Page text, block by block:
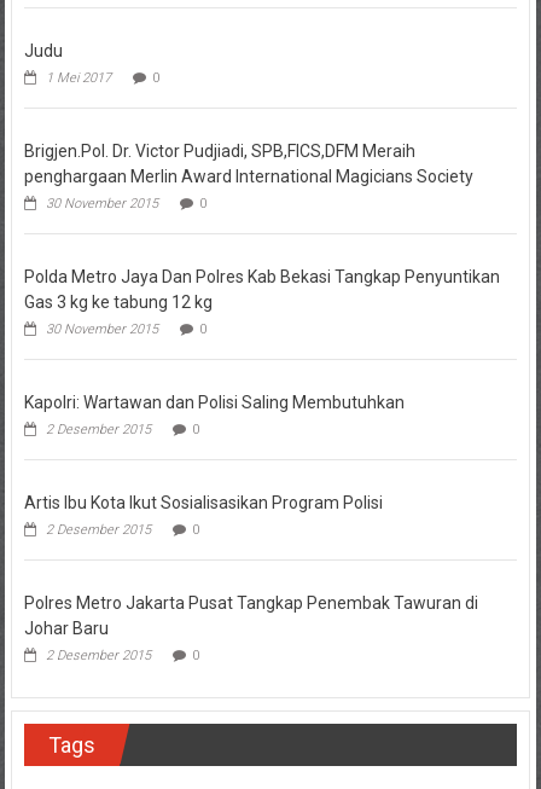
Judu
1 Mei 2017 0
Brigjen.Pol. Dr. Victor Pudjiadi, SPB,FICS,DFM Meraih
penghargaan Merlin Award International Magicians Society
30 November 2015 0
Polda Metro Jaya Dan Polres Kab Bekasi Tangkap Penyuntikan
Gas 3 kg ke tabung 12 kg
30 November 2015 0
Kapolri: Wartawan dan Polisi Saling Membutuhkan
2 Desember 2015 0
Artis Ibu Kota Ikut Sosialisasikan Program Polisi
2 Desember 2015 0
Polres Metro Jakarta Pusat Tangkap Penembak Tawuran di
Johar Baru
2 Desember 2015 0
Tags